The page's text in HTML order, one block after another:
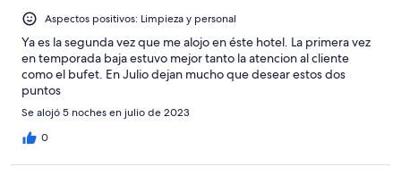
Aspectos positivos: Limpieza y personal
Ya es la segunda vez que me alojo en éste hotel. La primera vez
en temporada baja estuvo mejor tanto la atencion al cliente
como el bufet. En Julio dejan mucho que desear estos dos
puntos
Se alojó 5 noches en julio de 2023
0